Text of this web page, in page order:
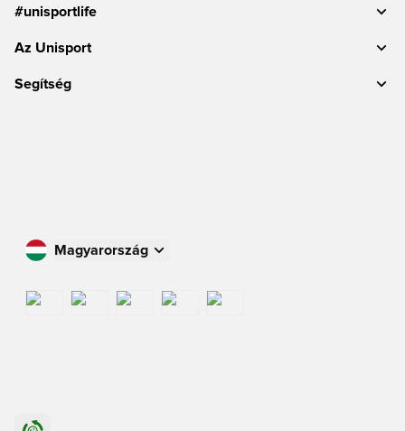
#unisportlife
Az Unisport
Segítség
Magyarország